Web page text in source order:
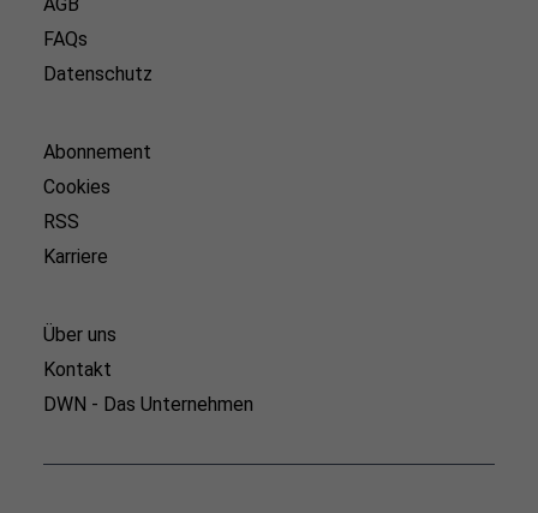
FAQs
Datenschutz
Abonnement
Cookies
RSS
Karriere
Über uns
Kontakt
DWN - Das Unternehmen